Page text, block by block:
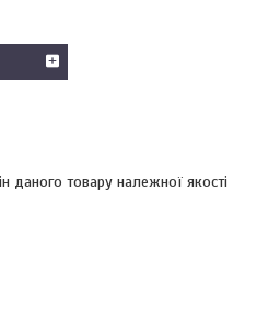
даного товару належної якості